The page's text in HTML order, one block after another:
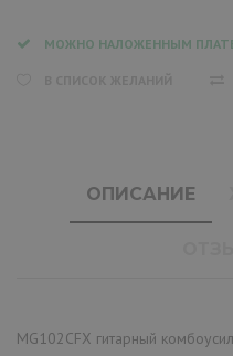
МОЖНО НАЛОЖЕННЫМ
ОПИСАНИЕ
MG102CFХ гитарный